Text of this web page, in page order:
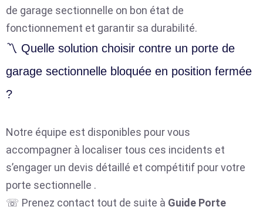
de garage sectionnelle on bon état de
fonctionnement et garantir sa durabilité.
〽️ Quelle solution choisir contre un porte de
garage sectionnelle bloquée en position fermée
?
Notre équipe est disponibles pour vous
accompagner à localiser tous ces incidents et
s’engager un devis détaillé et compétitif pour votre
porte sectionnelle .
☏ Prenez contact tout de suite à Guide Porte